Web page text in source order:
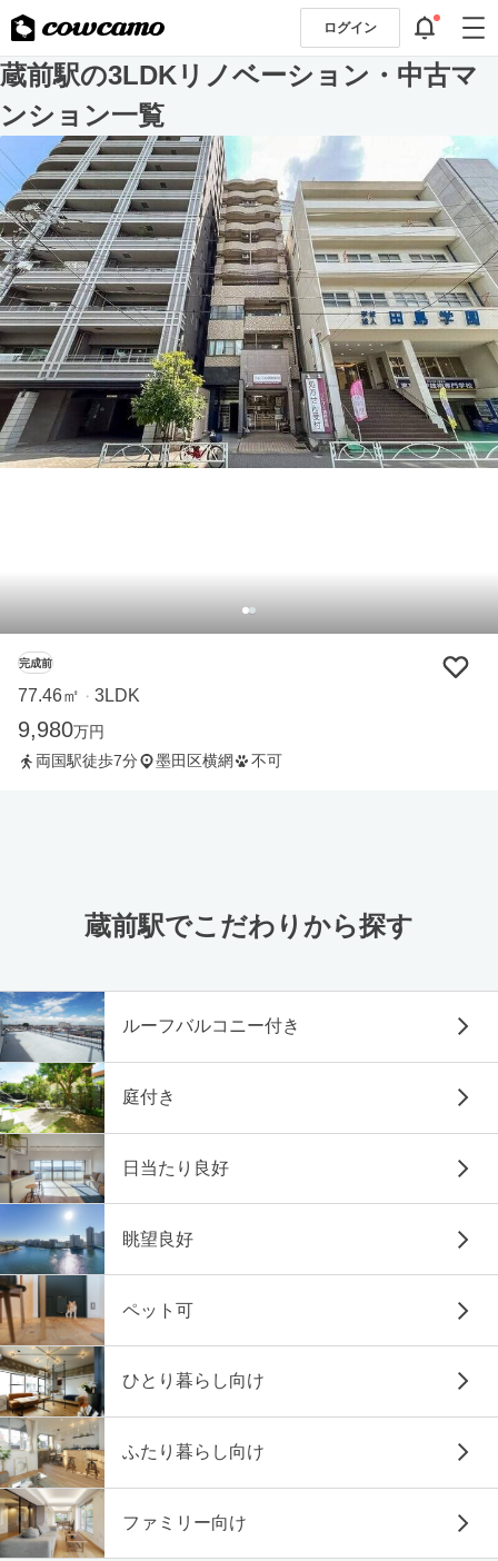
ログイン
蔵前駅の3LDKリノベーション・中古マ
ンション一覧
完成前
77.46㎡ ・ 3LDK
9,980万円
両国駅徒歩7分
墨田区横網 不可
蔵前駅でこだわりから探す
ルーフバルコニー付き
庭付き
日当たり良好
眺望良好
ペット可
ひとり暮らし向け
ふたり暮らし向け
ファミリー向け